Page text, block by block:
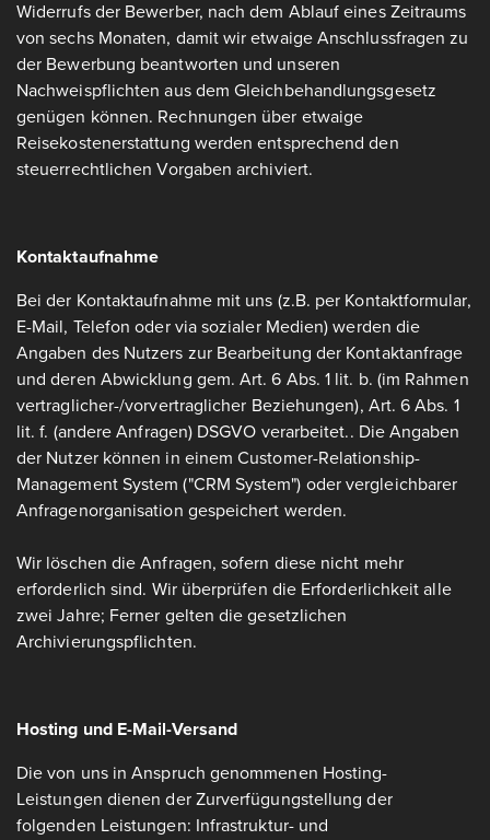
Widerrufs der Bewerber, nach dem Ablauf eines Zeitraums
von sechs Monaten, damit wir etwaige Anschlussfragen zu
der Bewerbung beantworten und unseren
Nachweispflichten aus dem Gleichbehandlungsgesetz
genügen können. Rechnungen über etwaige
Reisekostenerstattung werden entsprechend den
steuerrechtlichen Vorgaben archiviert.
Kontaktaufnahme
Bei der Kontaktaufnahme mit uns (z.B. per Kontaktformular,
E-Mail, Telefon oder via sozialer Medien) werden die
Angaben des Nutzers zur Bearbeitung der Kontaktanfrage
und deren Abwicklung gem. Art. 6 Abs. 1 lit. b. (im Rahmen
vertraglicher-/vorvertraglicher Beziehungen), Art. 6 Abs. 1
lit. f. (andere Anfragen) DSGVO verarbeitet.. Die Angaben
der Nutzer können in einem Customer-Relationship-
Management System ("CRM System") oder vergleichbarer
Anfragenorganisation gespeichert werden.
Wir löschen die Anfragen, sofern diese nicht mehr
erforderlich sind. Wir überprüfen die Erforderlichkeit alle
zwei Jahre; Ferner gelten die gesetzlichen
Archivierungspflichten.
Hosting und E-Mail-Versand
Die von uns in Anspruch genommenen Hosting-
Leistungen dienen der Zurverfügungstellung der
folgenden Leistungen: Infrastruktur- und